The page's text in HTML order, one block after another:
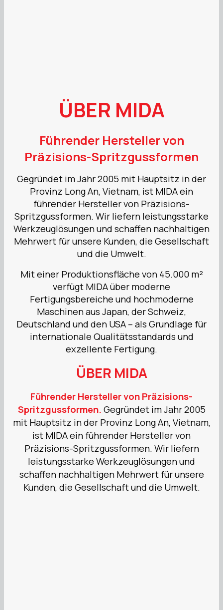
ÜBER MIDA
Führender Hersteller von
Präzisions-Spritzgussformen
Gegründet im Jahr 2005 mit Hauptsitz in der
Provinz Long An, Vietnam, ist MIDA ein
führender Hersteller von Präzisions-
Spritzgussformen. Wir liefern leistungsstarke
Werkzeuglösungen und schaffen nachhaltigen
Mehrwert für unsere Kunden, die Gesellschaft
und die Umwelt.
Mit einer Produktionsfläche von 45.000 m²
verfügt MIDA über moderne
Fertigungsbereiche und hochmoderne
Maschinen aus Japan, der Schweiz,
Deutschland und den USA – als Grundlage für
internationale Qualitätsstandards und
exzellente Fertigung.
ÜBER MIDA
Führender Hersteller von Präzisions-
Spritzgussformen.Gegründet im Jahr 2005
mit Hauptsitz in der Provinz Long An, Vietnam,
ist MIDA ein führender Hersteller von
Präzisions-Spritzgussformen. Wir liefern
leistungsstarke Werkzeuglösungen und
schaffen nachhaltigen Mehrwert für unsere
Kunden, die Gesellschaft und die Umwelt.